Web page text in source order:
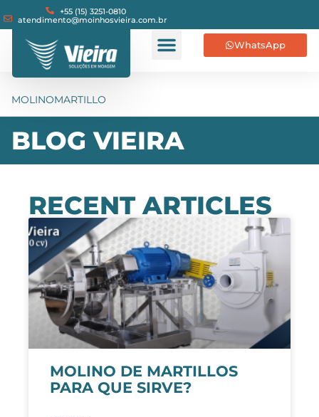
+55 (15) 3251-0810
atendimento@moinhosvieira.com.br
WhatsApp
MOLINOMARTILLO
BLOG VIEIRA
RECENT ARTICLES
MOLINO DE MARTILLOS
PARA QUE SIRVE?